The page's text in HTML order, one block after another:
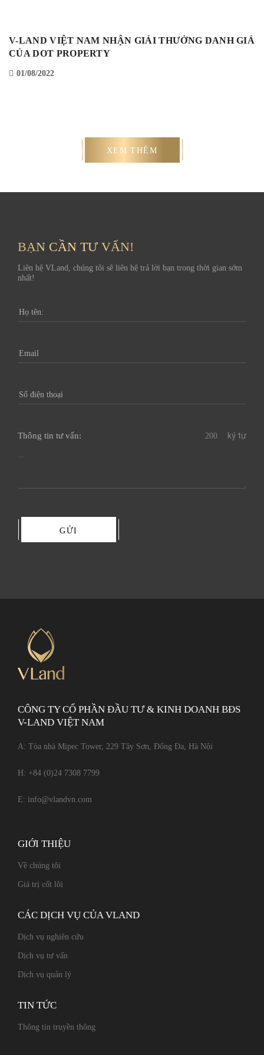
V-LAND VIỆT NAM NHẬN GIẢI THƯỞNG DANH GIÁ
CỦA DOT PROPERTY
01/08/2022
XEM THÊM
BẠN CẦN TƯ VẤN!
Liên hệ VLand, chúng tôi sẽ liên hệ trả lời bạn trong thời gian sớm
nhất!
Thông tin tư vấn: ký tự
GỬI
CÔNG TY CỔ PHẦN ĐẦU TƯ & KINH DOANH BĐS
V-LAND VIỆT NAM
A: Tòa nhà Mipec Tower, 229 Tây Sơn, Đống Đa, Hà Nội
H: +84 (0)24 7308 7799
E: info@vlandvn.com
GIỚI THIỆU
Về chúng tôi
Giá trị cốt lõi
CÁC DỊCH VỤ CỦA VLAND
Dịch vụ nghiên cứu
Dịch vụ tư vấn
Dịch vụ quản lý
TIN TỨC
Thông tin truyền thông